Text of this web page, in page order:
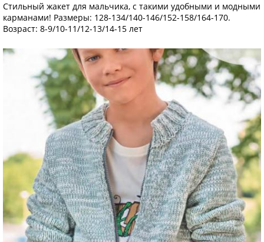
Стильный жакет для мальчика, с такими удобными и модными
карманами! Размеры: 128-134/140-146/152-158/164-170.
Возраст: 8-9/10-11/12-13/14-15 лет